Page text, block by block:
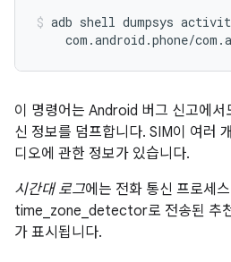
adb shell dumpsys
com.android.phone/
이 명령어는 Android 버그 신고에서
신 정보를 덤프합니다. SIM이 여러
디오에 관한 정보가 있습니다.
시간대 로그에는 전화 통신 프로세
time_zone_detector로 전송된 추
가 표시됩니다.